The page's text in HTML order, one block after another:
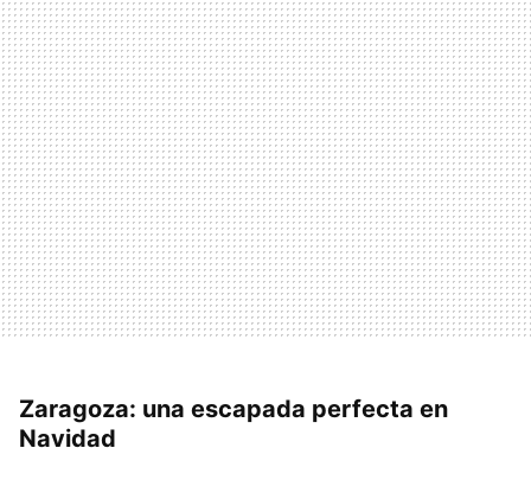
Zaragoza: una escapada perfecta en
Navidad